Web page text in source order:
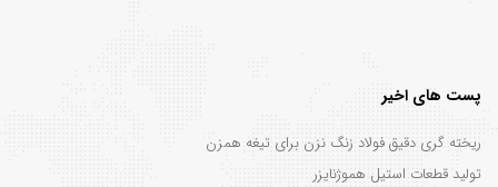
پست های اخیر
ریخته گری دقیق فولاد زنگ نزن برای تیغه همزن
تولید قطعات استیل هموژنایزر